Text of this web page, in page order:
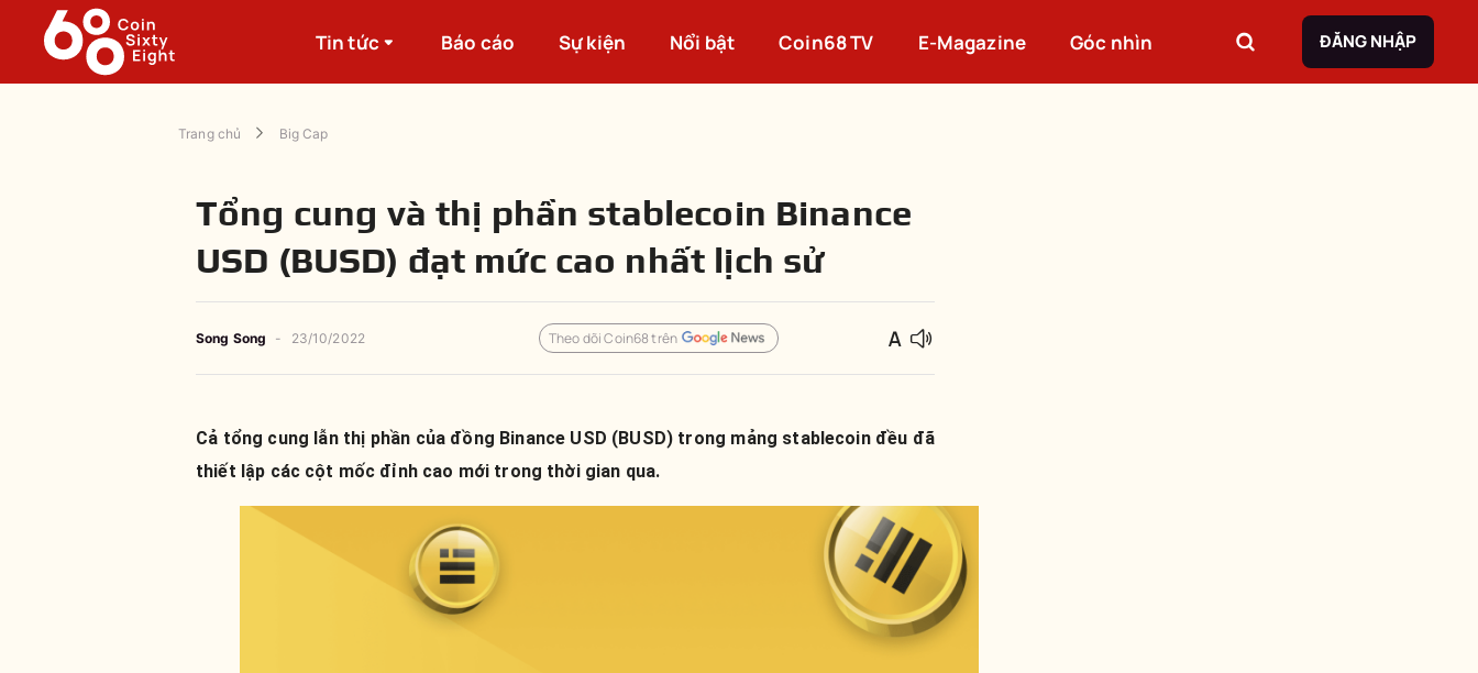
Tin tức Báo cáo Sự kiện Nổi bật Coin68 TV E-Magazine Góc nhìn ĐĂNG NHẬP
Trang chủ Big Cap
Tổng cung và thị phần stablecoin Binance
USD (BUSD) đạt mức cao nhất lịch sử
Song Song - 23/10/2022 Theo dõi Coin68 trên
Cả tổng cung lẫn thị phần của đồng Binance USD (BUSD) trong mảng stablecoin đều đã
thiết lập các cột mốc đỉnh cao mới trong thời gian qua.